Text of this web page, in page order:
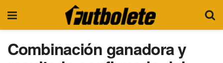
Combinación ganadora y